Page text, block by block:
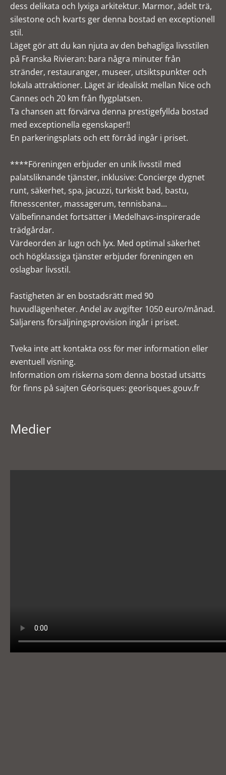
dess delikata och lyxiga arkitektur. Marmor, ädelt trä,
silestone och kvarts ger denna bostad en exceptionell
stil.
Läget gör att du kan njuta av den behagliga livsstilen
på Franska Rivieran: bara några minuter från
stränder, restauranger, museer, utsiktspunkter och
lokala attraktioner. Läget är idealiskt mellan Nice och
Cannes och 20 km från flygplatsen.
Ta chansen att förvärva denna prestigefyllda bostad
med exceptionella egenskaper!!
En parkeringsplats och ett förråd ingår i priset.
****Föreningen erbjuder en unik livsstil med
palatsliknande tjänster, inklusive: Concierge dygnet
runt, säkerhet, spa, jacuzzi, turkiskt bad, bastu,
fitnesscenter, massagerum, tennisbana...
Välbefinnandet fortsätter i Medelhavs-inspirerade
trädgårdar.
Värdeorden är lugn och lyx. Med optimal säkerhet
och högklassiga tjänster erbjuder föreningen en
oslagbar livsstil.
Fastigheten är en bostadsrätt med 90
huvudlägenheter. Andel av avgifter 1050 euro/månad.
Säljarens försäljningsprovision ingår i priset.
Tveka inte att kontakta oss för mer information eller
eventuell visning.
Information om riskerna som denna bostad utsätts
för finns på sajten Géorisques: georisques.gouv.fr
Medier